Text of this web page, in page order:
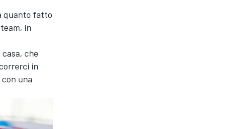
quanto fatto
in
che
in
una